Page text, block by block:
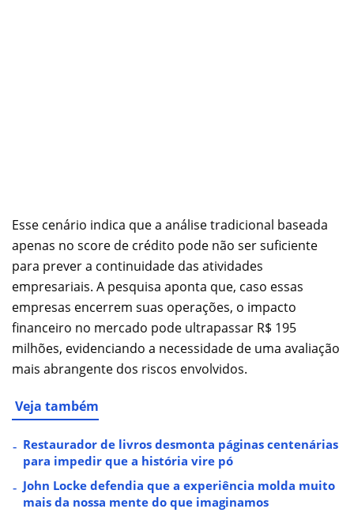
Esse cenário indica que a análise tradicional baseada
apenas no score de crédito pode não ser suficiente
para prever a continuidade das atividades
empresariais. A pesquisa aponta que, caso essas
empresas encerrem suas operações, o impacto
financeiro no mercado pode ultrapassar R$ 195
milhões, evidenciando a necessidade de uma avaliação
mais abrangente dos riscos envolvidos.
Veja também
Restaurador de livros desmonta páginas centenárias
para impedir que a história vire pó
John Locke defendia que a experiência molda muito
mais da nossa mente do que imaginamos